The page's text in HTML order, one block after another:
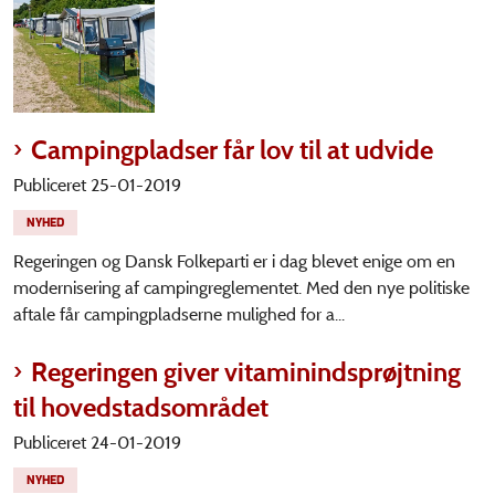
Campingpladser får lov til at udvide
Publiceret 25-01-2019
NYHED
Regeringen og Dansk Folkeparti er i dag blevet enige om en
modernisering af campingreglementet. Med den nye politiske
aftale får campingpladserne mulighed for a...
Regeringen giver vitaminindsprøjtning
til hovedstadsområdet
Publiceret 24-01-2019
NYHED